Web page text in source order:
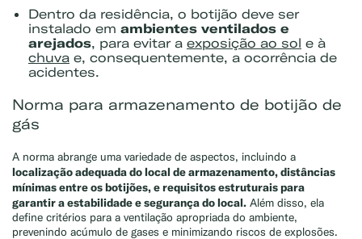
Dentro da residência, o botijão deve ser
instalado em ambientes ventilados e
arejados, para evitar a exposição ao sol e à
chuva e, consequentemente, a ocorrência de
acidentes.
Norma para armazenamento de botijão de
gás
A norma abrange uma variedade de aspectos, incluindo a
localização adequada do local de armazenamento, distâncias
mínimas entre os botijões, e requisitos estruturais para
garantir a estabilidade e segurança do local. Além disso, ela
define critérios para a ventilação apropriada do ambiente,
prevenindo acúmulo de gases e minimizando riscos de explosões.